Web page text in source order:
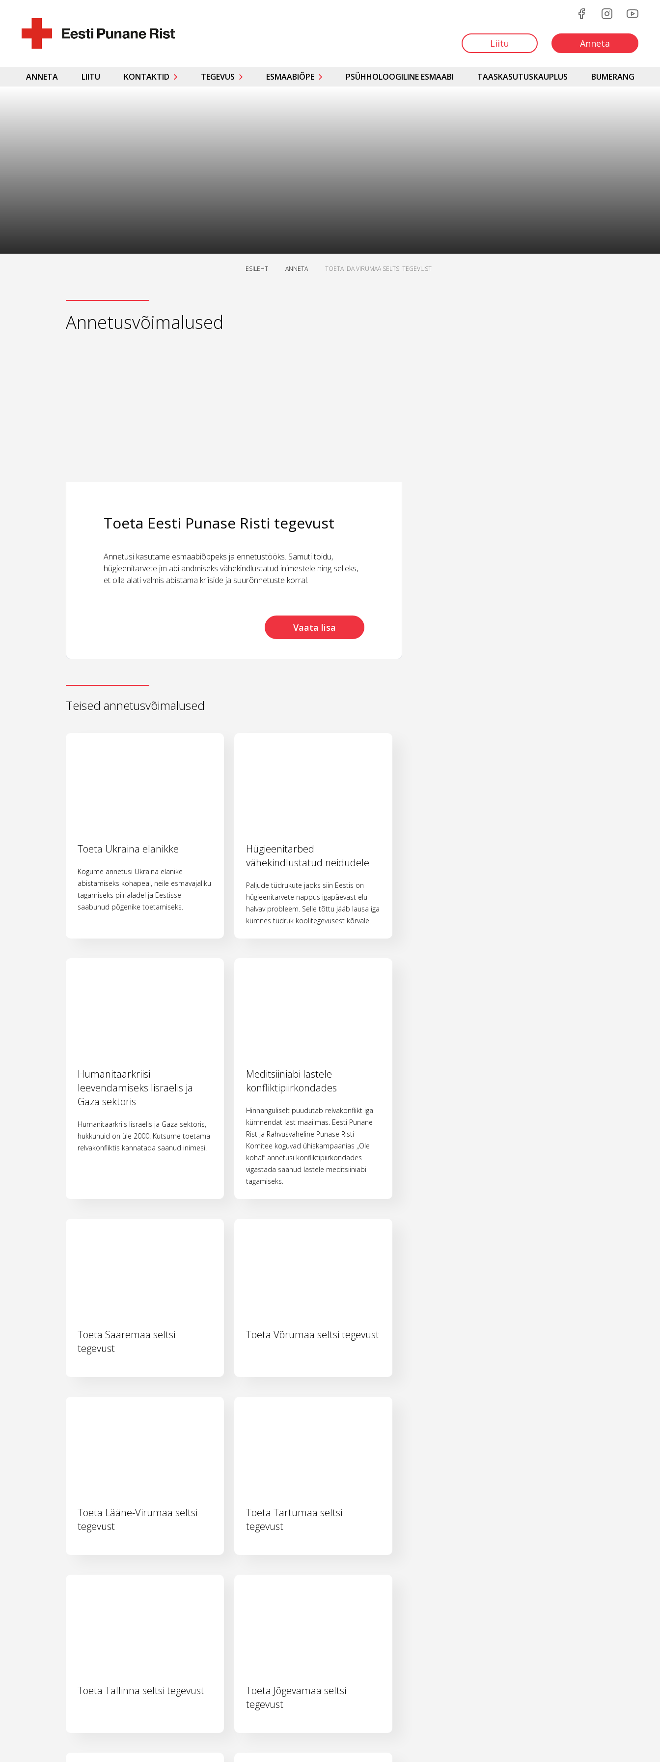
Liitu Anneta
ANNETA LIITU KONTAKTID TEGEVUS ESMAABIÕPE PSÜHHOLOOGILINE ESMAABI TAASKASUTUSKAUPLUS BUMERANG
ESILEHT ANNETA TOETA IDA VIRUMAA SELTSI TEGEVUST
Annetusvõimalused
Toeta Eesti Punase Risti tegevust
Annetusi kasutame esmaabiõppeks ja ennetustööks. Samuti toidu,
hügieenitarvete jm abi andmiseks vähekindlustatud inimestele ning selleks,
et olla alati valmis abistama kriiside ja suurõnnetuste korral.
Vaata lisa
Teised annetusvõimalused
Toeta Ukraina elanikke
Kogume annetusi Ukraina elanike
abistamiseks kohapeal, neile esmavajaliku
tagamiseks piirialadel ja Eestisse
saabunud põgenike toetamiseks.
Hügieenitarbed
vähekindlustatud neidudele
Paljude tüdrukute jaoks siin Eestis on
hügieenitarvete nappus igapäevast elu
halvav probleem. Selle tõttu jääb lausa iga
kümnes tüdruk koolitegevusest kõrvale.
Humanitaarkriisi
leevendamiseks Iisraelis ja
Gaza sektoris
Humanitaarkriis Iisraelis ja Gaza sektoris,
hukkunuid on üle 2000. Kutsume toetama
relvakonfliktis kannatada saanud inimesi.
Meditsiiniabi lastele
konfliktipiirkondades
Hinnanguliselt puudutab relvakonflikt iga
kümnendat last maailmas. Eesti Punane
Rist ja Rahvusvaheline Punase Risti
Komitee koguvad ühiskampaanias „Ole
kohal“ annetusi konfliktipiirkondades
vigastada saanud lastele meditsiiniabi
tagamiseks.
Toeta Saaremaa seltsi
tegevust
Toeta Võrumaa seltsi tegevust
Toeta Lääne-Virumaa seltsi
tegevust
Toeta Tartumaa seltsi
tegevust
Toeta Tallinna seltsi tegevust
Toeta Jõgevamaa seltsi
tegevust